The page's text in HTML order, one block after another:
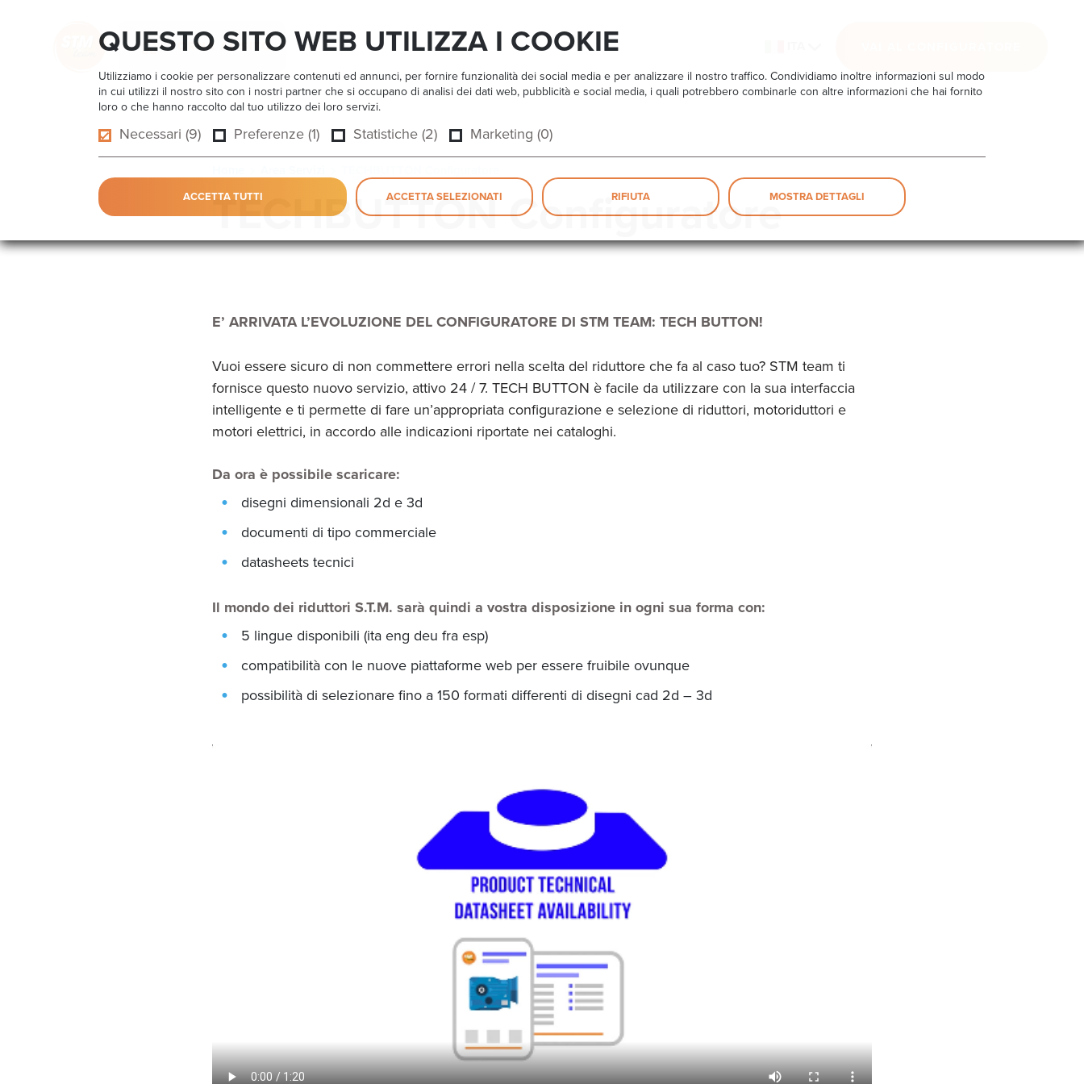
QUESTO SITO WEB UTILIZZA I COOKIE
Utilizziamo i cookie per personalizzare contenuti ed annunci, per fornire funzionalità dei social media e per analizzare il nostro traffico. Condividiamo inoltre informazioni sul modo
in cui utilizzi il nostro sito con i nostri partner che si occupano di analisi dei dati web, pubblicità e social media, i quali potrebbero combinarle con altre informazioni che hai fornito
loro o che hanno raccolto dal tuo utilizzo dei loro servizi.
Necessari (9) Preferenze (1) Statistiche (2) Marketing (0)
ACCETTA TUTTI ACCETTA SELEZIONATI RIFIUTA MOSTRA DETTAGLI
TORNA AL SITO
TECHBUTTON Configuratore
E’ ARRIVATA L’EVOLUZIONE DEL CONFIGURATORE DI STM TEAM: TECH BUTTON!
Vuoi essere sicuro di non commettere errori nella scelta del riduttore che fa al caso tuo? STM team ti
fornisce questo nuovo servizio, attivo 24 / 7. TECH BUTTON è facile da utilizzare con la sua interfaccia
intelligente e ti permette di fare un’appropriata configurazione e selezione di riduttori, motoriduttori e
motori elettrici, in accordo alle indicazioni riportate nei cataloghi.
Da ora è possibile scaricare:
disegni dimensionali 2d e 3d
documenti di tipo commerciale
datasheets tecnici
Il mondo dei riduttori S.T.M. sarà quindi a vostra disposizione in ogni sua forma con:
5 lingue disponibili (ita eng deu fra esp)
compatibilità con le nuove piattaforme web per essere fruibile ovunque
possibilità di selezionare fino a 150 formati differenti di disegni cad 2d – 3d